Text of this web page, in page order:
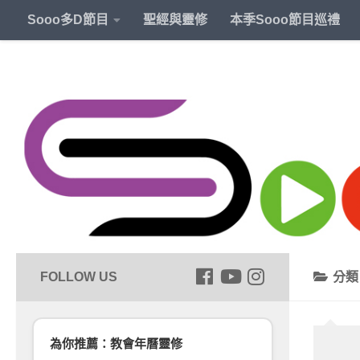
Sooo多D節目 聖經與靈修 本季Sooo節目巡禮
分
為你推薦：教會年曆靈修